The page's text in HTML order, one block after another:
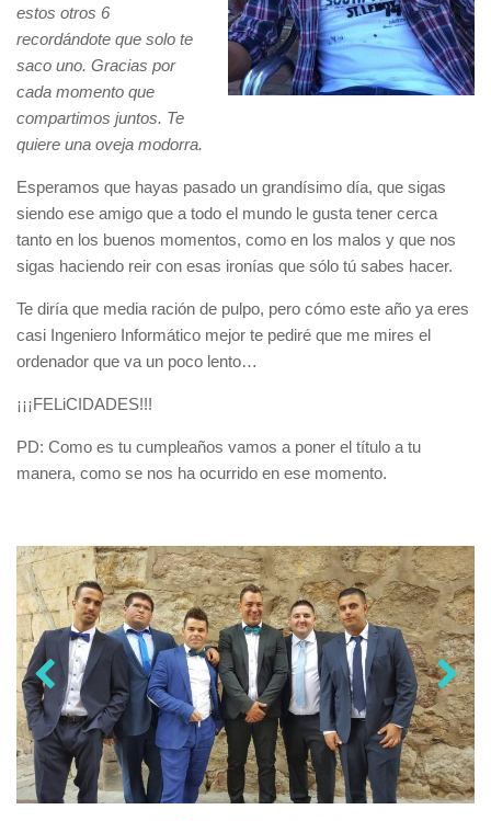
estos otros 6
recordándote que solo te
saco uno. Gracias por
cada momento que
compartimos juntos. Te
quiere una oveja modorra.
Esperamos que hayas pasado un grandísimo día, que sigas
siendo ese amigo que a todo el mundo le gusta tener cerca
tanto en los buenos momentos, como en los malos y que nos
sigas haciendo reir con esas ironías que sólo tú sabes hacer.
Te diría que media ración de pulpo, pero cómo este año ya eres
casi Ingeniero Informático mejor te pediré que me mires el
ordenador que va un poco lento…
¡¡¡FELiCIDADES!!!
PD: Como es tu cumpleaños vamos a poner el título a tu
manera, como se nos ha ocurrido en ese momento.